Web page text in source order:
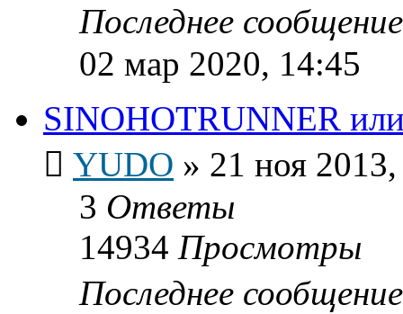
Последнее
02 мар 2020, 14:45
SINOHOTRUNNER
YUDO » 21 ноя
3 Ответы
14934 Просмотры
Последнее